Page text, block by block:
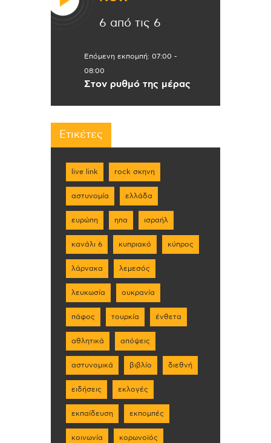
6 από τις 6
Επόμενη εκπομπή: 07:00 -
08:00
Στον ρυθμό της μέρας
Ετικέτες
live link rock σκηνη
αστυνομία ελλάδα
ευρώπη ηπα ισραήλ
κανάλι 6 κυπριακό κύπρος
λάρνακα λεμεσός
λευκωσία ουκρανία
πάφος τουρκία ένθετα
αθλητικά απόψεις
αστυνομικά βιβλίο διεθνή
ειδήσεις εκλογές
εκπαίδευση εκπομπές
κοινωνία κορωνοϊός